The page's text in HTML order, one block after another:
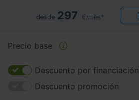
desde 297 €/mes*
Precio base
Descuento por financiación
Descuento promoción